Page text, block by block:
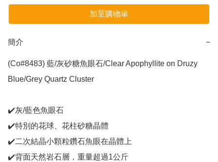
加至購物車
簡介 −
(Co#8483) 藍/灰砂糖魚眼石/Clear Apophyllite on Druzy
Blue/Grey Quartz Cluster
✔️灰/藍色魚眼石
✔️特別的花球、花柱砂糖晶體
✔️二次結晶小顆粒鑽石魚眼在晶體上
✔️背面天然岩石層，重量超過1公斤